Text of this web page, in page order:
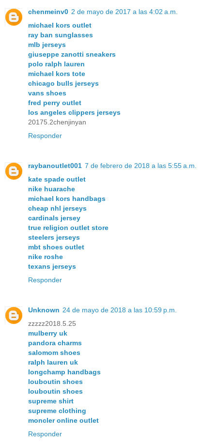
chenmeinv0 2 de mayo de 2017 a las 4:02 a.m.
michael kors outlet
ray ban sunglasses
mlb jerseys
giuseppe zanotti sneakers
polo ralph lauren
michael kors tote
chicago bulls jerseys
vans shoes
fred perry outlet
los angeles clippers jerseys
20175.2chenjinyan
Responder
raybanoutlet001 7 de febrero de 2018 a las 5:55 a.m.
kate spade outlet
nike huarache
michael kors handbags
cheap nhl jerseys
cardinals jersey
true religion outlet store
steelers jerseys
mbt shoes outlet
nike roshe
texans jerseys
Responder
Unknown 24 de mayo de 2018 a las 10:59 p.m.
zzzzz2018.5.25
mulberry uk
pandora charms
salomom shoes
ralph lauren uk
longchamp handbags
louboutin shoes
louboutin shoes
supreme shirt
supreme clothing
moncler online outlet
Responder